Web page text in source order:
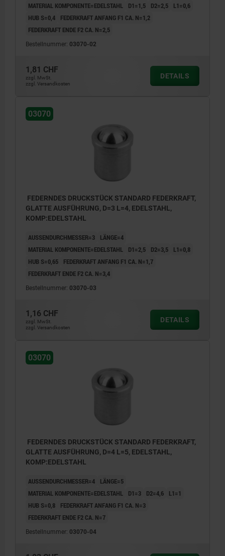
MATERIAL KOMPONENTE=EDELSTAHL
D1=1,5 D2=2,5
L1=0,6
HUB S=0,4
FEDERKRAFT ANFANG F1 CA. N=1,2
FEDERKRAFT ENDE F2 CA. N=2,5
Bestellnummer: 03070-02
1,81 CHF
zzgl. MwSt.
zzgl. Versandkosten
DETAILS
03070
FEDERNDES DRUCKSTÜCK STANDARD FEDERKRAFT,
GLATTE AUSFÜHRUNG, D=3 L=4, EDELSTAHL,
KOMP:EDELSTAHL
AUSSENDURCHMESSER=3
LÄNGE=4
MATERIAL KOMPONENTE=EDELSTAHL
D1=2,5 D2=3,5
L1=0,8
HUB S=0,65
FEDERKRAFT ANFANG F1 CA. N=1,7
FEDERKRAFT ENDE F2 CA. N=3,4
Bestellnummer: 03070-03
1,16 CHF
zzgl. MwSt.
zzgl. Versandkosten
DETAILS
03070
FEDERNDES DRUCKSTÜCK STANDARD FEDERKRAFT,
GLATTE AUSFÜHRUNG, D=4 L=5, EDELSTAHL,
KOMP:EDELSTAHL
AUSSENDURCHMESSER=4
LÄNGE=5
MATERIAL KOMPONENTE=EDELSTAHL
D1=3 D2=4,6
L1=1
HUB S=0,8
FEDERKRAFT ANFANG F1 CA. N=3
FEDERKRAFT ENDE F2 CA. N=7
Bestellnummer: 03070-04